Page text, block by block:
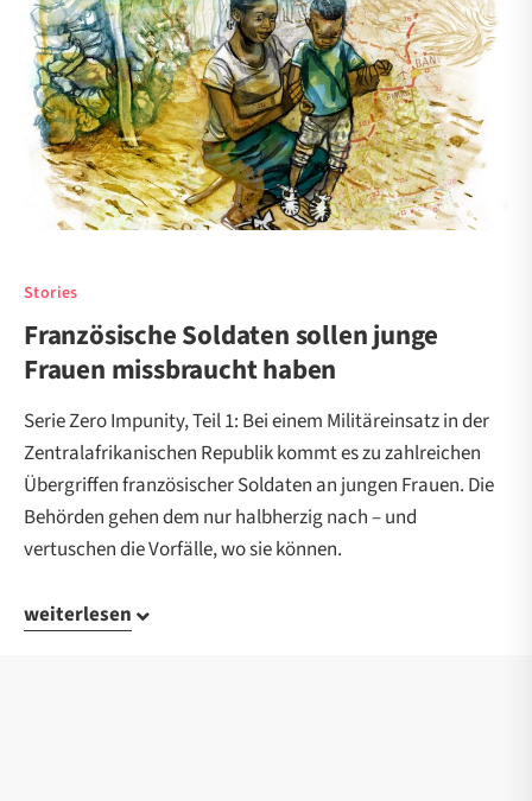
Stories
Französische Soldaten sollen junge
Frauen missbraucht haben
Serie Zero Impunity, Teil 1: Bei einem Militäreinsatz in der
Zentralafrikanischen Republik kommt es zu zahlreichen
Übergriffen französischer Soldaten an jungen Frauen. Die
Behörden gehen dem nur halbherzig nach – und
vertuschen die Vorfälle, wo sie können.
weiterlesen